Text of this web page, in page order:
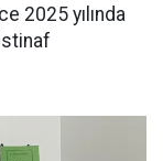
2025 yılında